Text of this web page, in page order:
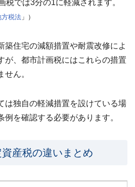
税では3分の1に軽減されます。
方税法 」）
築住宅の減額措置や耐震改修によ
が、都市計画税にはこれらの措置
ん。
は独自の軽減措置を設けている場
を確認する必要があります。
産税の違いまとめ